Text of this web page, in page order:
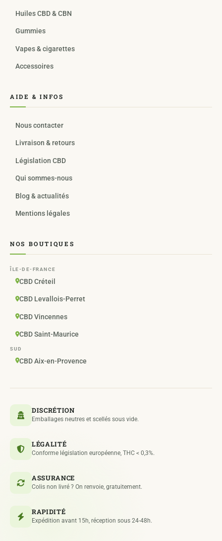
Huiles CBD & CBN
Gummies
Vapes & cigarettes
Accessoires
AIDE & INFOS
Nous contacter
Livraison & retours
Législation CBD
Qui sommes-nous
Blog & actualités
Mentions légales
NOS BOUTIQUES
ÎLE-DE-FRANCE
CBD Créteil
CBD Levallois-Perret
CBD Vincennes
CBD Saint-Maurice
SUD
CBD Aix-en-Provence
DISCRÉTION
Emballages neutres et scellés sous vide.
LÉGALITÉ
Conforme législation européenne, THC < 0,3%.
ASSURANCE
Colis non livré ? On renvoie, gratuitement.
RAPIDITÉ
Expédition avant 15h, réception sous 24-48h.